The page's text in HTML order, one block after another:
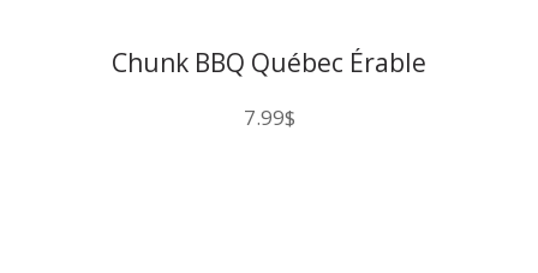
Chunk BBQ Québec Érable
7.99$